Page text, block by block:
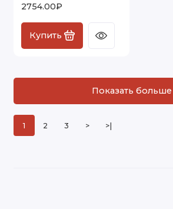
2754.00₽
Купить
1 2 3 > >|
Показать больше